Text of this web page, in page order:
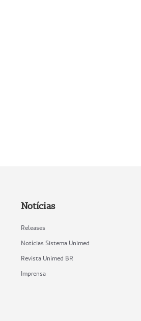
Notícias
Releases
Notícias Sistema Unimed
Revista Unimed BR
Imprensa